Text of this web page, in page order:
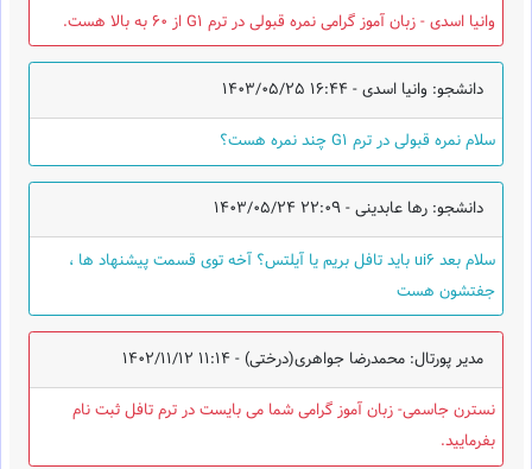
وانیا اسدی - زبان آموز گرامی نمره قبولی در ترم G1 از 60 به بالا هست.
دانشجو: وانیا اسدی - 1403/05/25 16:44
سلام نمره قبولی در ترم G1 چند نمره هست؟
دانشجو: رها عابدینی -1403/05/24 22:09
سلام بعد ui6 باید تافل بریم یا آیلتس؟ آخه توی قسمت پیشنهاد ها ،
جفتشون هست
مدیر پورتال: محمدرضا جواهری(درختی) - 1402/11/12 11:14
نسترن جاسمی- زبان آموز گرامی شما می بایست در ترم تافل ثبت نام
بفرمایید.